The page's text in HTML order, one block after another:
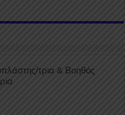
τρια & Βοηθός